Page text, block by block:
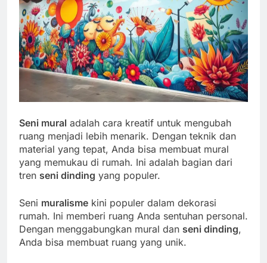
Seni mural adalah cara kreatif untuk mengubah
ruang menjadi lebih menarik. Dengan teknik dan
material yang tepat, Anda bisa membuat mural
yang memukau di rumah. Ini adalah bagian dari
tren seni dinding yang populer.
Seni muralisme kini populer dalam dekorasi
rumah. Ini memberi ruang Anda sentuhan personal.
Dengan menggabungkan mural dan seni dinding,
Anda bisa membuat ruang yang unik.